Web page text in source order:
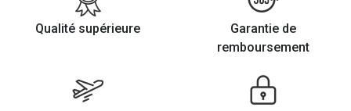
Qualité supérieure
Garantie de
remboursement